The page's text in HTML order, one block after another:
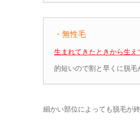
・無性毛
生まれてきたときから生え
的短いので割と早くに脱毛
細かい部位によっても脱毛が